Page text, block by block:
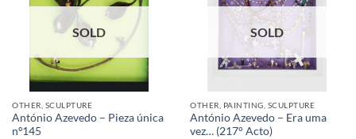
SOLD
OTHER, SCULPTURE
António Azevedo – Pieza única
nº145
SOLD
OTHER, PAINTING, SCULPTURE
António Azevedo – Era uma
vez… (217° Acto)